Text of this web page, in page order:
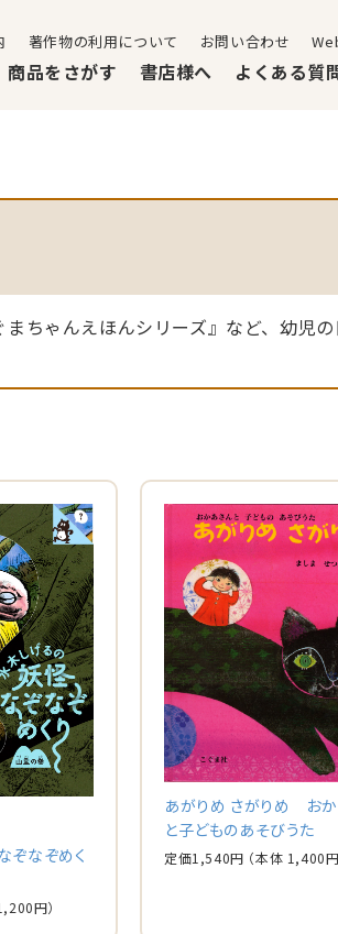
著作物の利用について お問い合わせ
商品をさがす 書店様へ よくある質
ちゃんえほんシリーズ』など、幼児
ぞなぞめく
円）
あがりめ さがりめ おか
と子どものあそびうた
定価1,540円 （本体 1,400円